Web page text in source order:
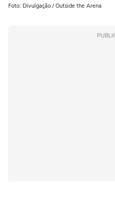
Foto: Divulgação / Outside the Arena